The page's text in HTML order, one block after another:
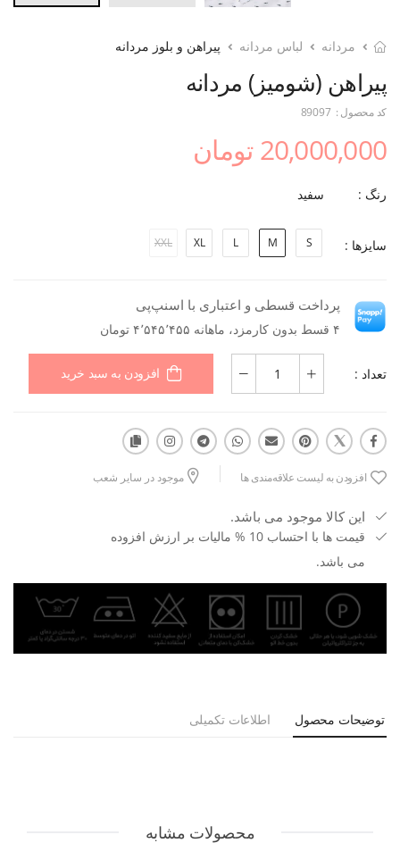
مردانه لباس مردانه پیراهن و بلوز مردانه
پیراهن (شومیز) مردانه
کد محصول : 89097
20,000,000 تومان
رنگ : سفید
سایزها : S
M
L
XL
XXL
پرداخت قسطی و اعتباری با اسنپ‌پی
۴ قسط بدون کارمزد، ماهانه ۴٬۵۴۵٬۴۵۵ تومان
تعداد : افزودن به سبد خرید
افزودن به لیست علاقه‌مندی ها موجود در سایر شعب
این کالا موجود می باشد.
قیمت ها با احتساب 10 % مالیات بر ارزش افزوده
می باشد.
توضیحات محصول اطلاعات تکمیلی
محصولات مشابه